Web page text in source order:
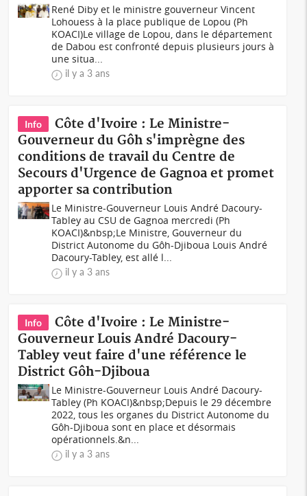
René Diby et le ministre gouverneur Vincent
Lohouess à la place publique de Lopou (Ph
KOACI)Le village de Lopou, dans le département
de Dabou est confronté depuis plusieurs jours à
une situa...
il y a 3 ans
Info
Côte d'Ivoire : Le Ministre-
Gouverneur du Gôh s'imprègne des
conditions de travail du Centre de
Secours d'Urgence de Gagnoa et promet
apporter sa contribution
Le Ministre-Gouverneur Louis André Dacoury-
Tabley au CSU de Gagnoa mercredi (Ph
KOACI)&nbsp;Le Ministre, Gouverneur du
District Autonome du Gôh-Djiboua Louis André
Dacoury-Tabley, est allé l...
il y a 3 ans
Info
Côte d'Ivoire : Le Ministre-
Gouverneur Louis André Dacoury-
Tabley veut faire d'une référence le
District Gôh-Djiboua
Le Ministre-Gouverneur Louis André Dacoury-
Tabley (Ph KOACI)&nbsp;Depuis le 29 décembre
2022, tous les organes du District Autonome du
Gôh-Djiboua sont en place et désormais
opérationnels.&n...
il y a 3 ans